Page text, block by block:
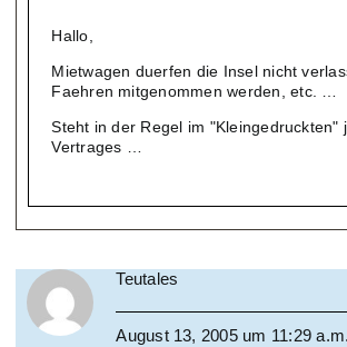
Hallo,
Mietwagen duerfen die Insel nicht
Faehren mitgenommen werden, etc. …
Steht in der Regel im "Kleingedruckten"
Vertrages …
Teutales
August 13, 2005 um 11:29